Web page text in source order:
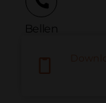
Bellen